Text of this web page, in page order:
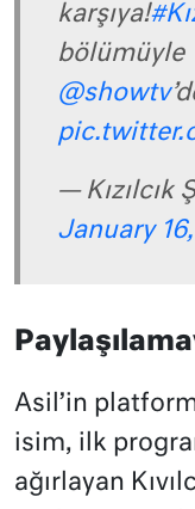
karşıya!
bölümüyle
@showtv
— Kızılcık
January
Asil’in
isim, ilk
ağırlayan